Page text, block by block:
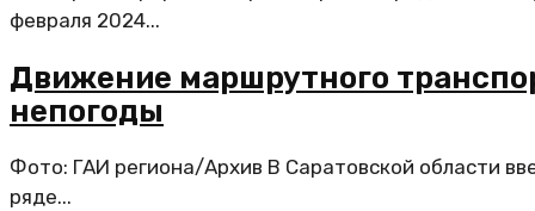
февраля 2024...
Движение маршрутного
непогоды
Фото: ГАИ региона/Архив В Саратовской области
ряде...